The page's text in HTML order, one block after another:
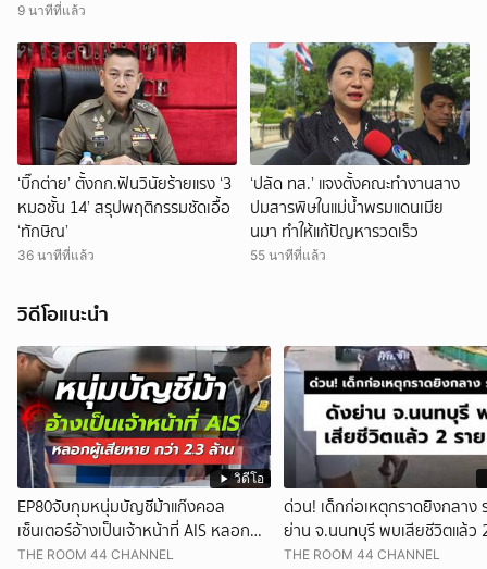
9 นาทีที่แล้ว
‘บิ๊กต่าย’ ตั้งกก.ฟันวินัยร้ายแรง ‘3
หมอชั้น 14’ สรุปพฤติกรรมชัดเอื้อ
‘ทักษิณ’
36 นาทีที่แล้ว
‘ปลัด ทส.’ แจงตั้งคณะทำงานสาง
ปมสารพิษในแม่น้ำพรมแดนเมีย
นมา ทำให้แก้ปัญหารวดเร็ว
55 นาทีที่แล้ว
วิดีโอแนะนำ
วิดีโอ
EP80จับกุมหนุ่มบัญชีม้าแก๊งคอล
เซ็นเตอร์อ้างเป็นเจ้าหน้าที่ AIS หลอกผู้
เสียหายสูญเงินกว่า 2.3 ล้านบาท
THE ROOM 44 CHANNEL
ด่วน! เด็กก่อเหตุกราดยิงกลาง
ย่าน จ.นนทบุรี พบเสียชีวิตแล้ว
THE ROOM 44 CHANNEL